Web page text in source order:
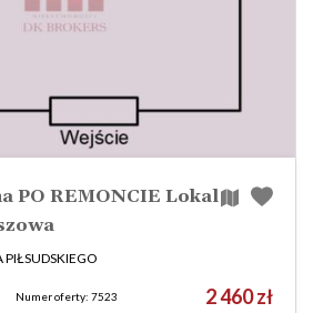
PO REMONCIE Lokal
PIŁSUDSKIEGO
Numer oferty: 7523 2 460 zł